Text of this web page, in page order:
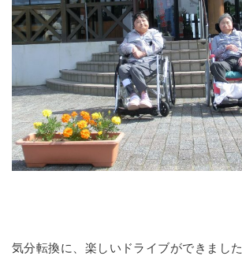
気分転換に、楽しいドライブができました